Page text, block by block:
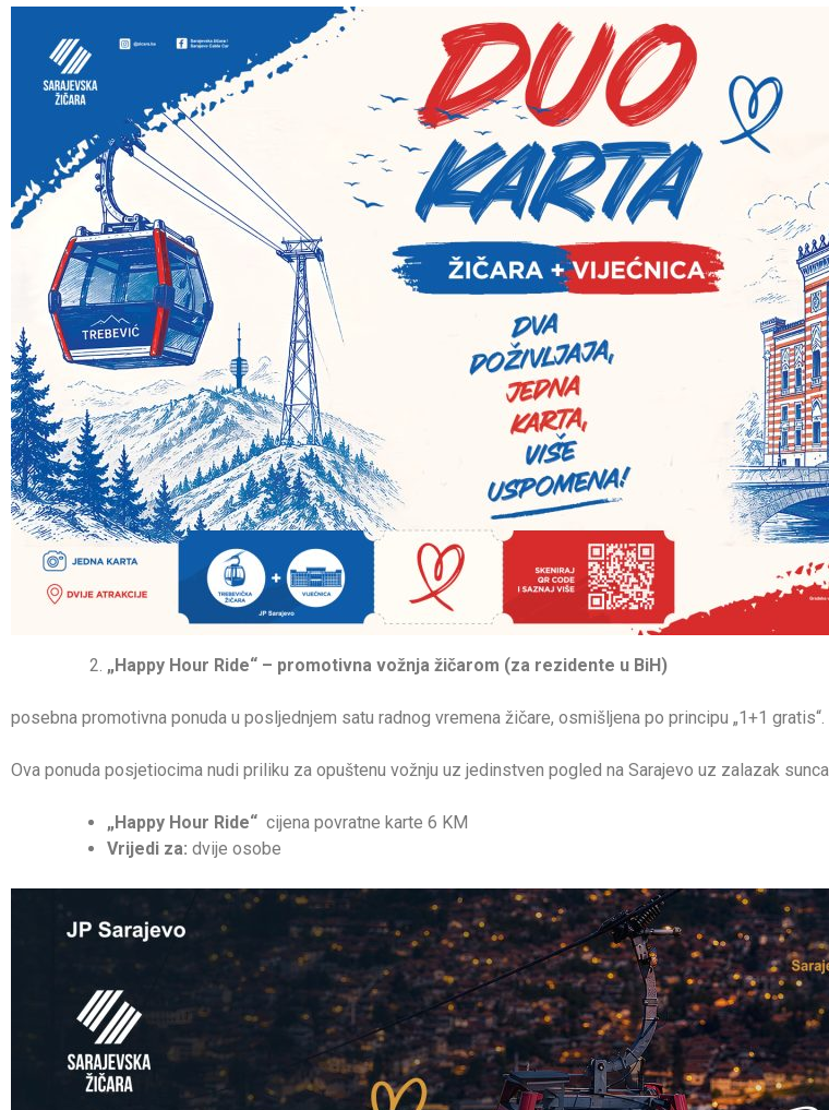
„Happy Hour Ride“ – promotivna vožnja žičarom (za rezidente u BiH)
posebna promotivna ponuda u posljednjem satu radnog vremena žičare, osmišljena po principu „1+1 gratis“.
Ova ponuda posjetiocima nudi priliku za opuštenu vožnju uz jedinstven pogled na Sarajevo uz zalazak sunca.
„Happy Hour Ride“ cijena povratne karte 6 KM
Vrijedi za: dvije osobe